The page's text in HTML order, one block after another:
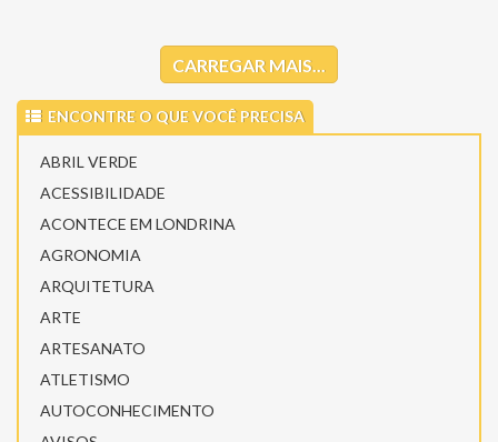
CARREGAR MAIS...
ENCONTRE O QUE VOCÊ PRECISA
ABRIL VERDE
ACESSIBILIDADE
ACONTECE EM LONDRINA
AGRONOMIA
ARQUITETURA
ARTE
ARTESANATO
ATLETISMO
AUTOCONHECIMENTO